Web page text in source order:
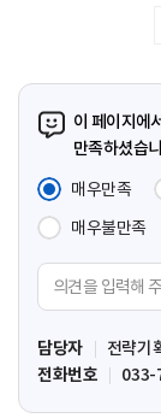
이 페이지에
만족하셨습
매우만족
매우불만족
견
입
력
담당자
전략기
전화번호
033-